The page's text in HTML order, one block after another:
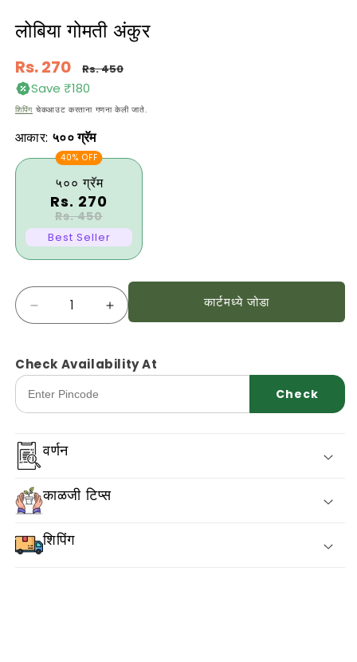
लोबिया गोमती अंकुर
नियमित
किंमत
Rs. 270 Rs. 450
Save ₹180
विक्री
शिपिंग चेकआउट करताना गणना केली जाते.
आकार: ५०० ग्रॅम
40% OFF
५०० ग्रॅम
Rs. 270
Rs. 450
Best Seller
प्रमाण
गोमती
साठी
प्रमाण
कमी
करा
लोबिया
गोमती
साठी
प्रमाण
कार्टमध्ये जोडा
Check Availability At
Check
वर्णन
काळजी टिप्स
शिपिंग